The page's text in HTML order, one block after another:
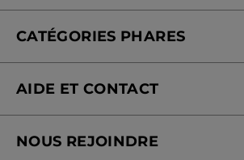
Blog Act Beautiful
CATÉGORIES PHARES
Promotions
Idées cadeaux
AIDE ET CONTACT
Mes cadeaux
NOUS REJOINDRE